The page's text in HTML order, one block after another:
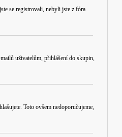
se registrovali, nebyli jste z fóra
uživatelům, přihlášení do skupin,
Toto ovšem nedoporučujeme,